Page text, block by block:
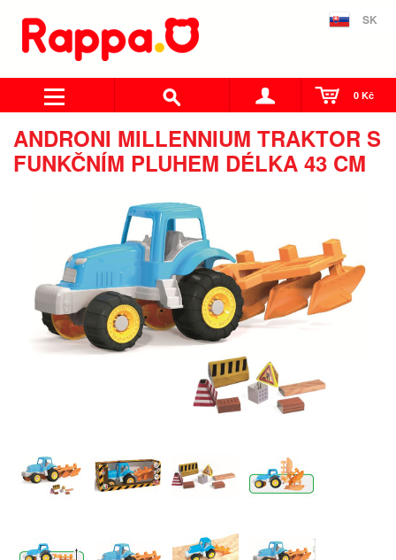
SK
0 Kč
ANDRONI MILLENNIUM TRAKTOR S
FUNKČNÍM PLUHEM DÉLKA 43 CM